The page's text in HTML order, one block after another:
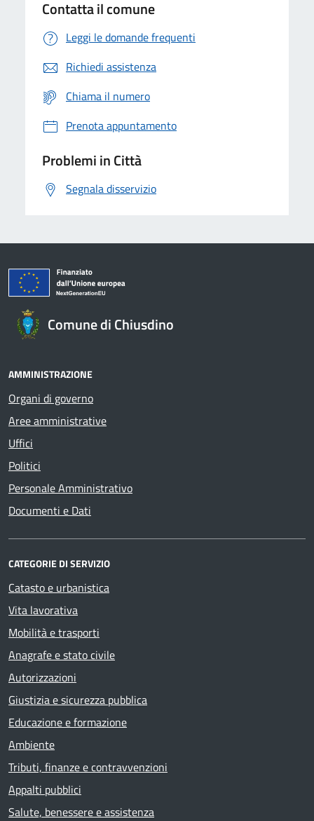
Contatta il comune
Leggi le domande frequenti
Richiedi assistenza
Chiama il numero
Prenota appuntamento
Problemi in Città
Segnala disservizio
Comune di Chiusdino
AMMINISTRAZIONE
Organi di governo
Aree amministrative
Uffici
Politici
Personale Amministrativo
Documenti e Dati
CATEGORIE DI SERVIZIO
Catasto e urbanistica
Vita lavorativa
Mobilità e trasporti
Anagrafe e stato civile
Autorizzazioni
Giustizia e sicurezza pubblica
Educazione e formazione
Ambiente
Tributi, finanze e contravvenzioni
Appalti pubblici
Salute, benessere e assistenza